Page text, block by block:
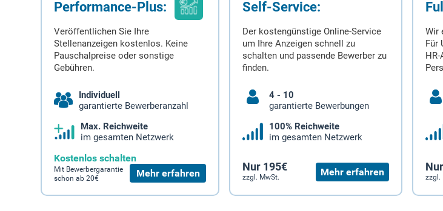
Performance-Plus:
Veröffentlichen Sie Ihre
Stellenanzeigen kostenlos. Keine
Pauschalpreise oder sonstige
Gebühren.
Individuell
garantierte Bewerberanzahl
Max. Reichweite
im gesamten Netzwerk
Kostenlos schalten
Mit Bewerbergarantie
schon ab 20€
Mehr erfahren
Self-Service:
Der kostengünstige Online-Service
um Ihre Anzeigen schnell zu
schalten und passende Bewerber zu
finden.
4 - 10
garantierte Bewerbungen
100% Reichweite
im gesamten Netzwerk
Nur 195€
zzgl. MwSt. Mehr erfahren
Wir
Für
zzgl.